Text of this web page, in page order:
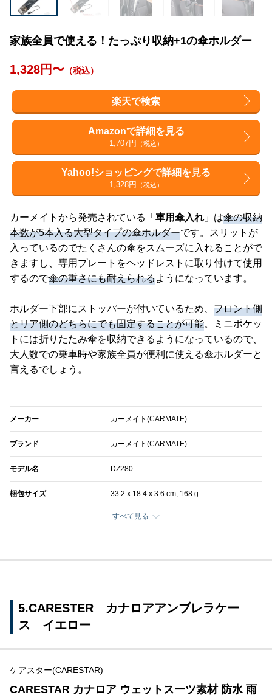
家族全員で使える！たっぷり収納+1の傘ホルダー
1,328円〜 （税込）
楽天で検索
Amazonで詳細を見る
1,707円 （税込）
Yahoo!ショッピングで詳細を見る
1,328円 （税込）
カーメイトから発売されている「 車用傘入れ 」は傘の収納
本数が5本入る大型タイプの傘ホルダーです。スリットが
入っているのでたくさんの傘をスムーズに入れることがで
きますし、専用プレートをヘッドレストに取り付けて使用
するので傘の重さにも耐えられるようになっています。
ホルダー下部にストッパーが付いているため、 フロント側
とリア側のどちらにでも固定することが可能。ミニポケッ
トには折りたたみ傘を収納できるようになっているので、
大人数での乗車時や家族全員が便利に使える傘ホルダーと
言えるでしょう。
メーカー カーメイト(CARMATE)
ブランド カーメイト(CARMATE)
モデル名 DZ280
梱包サイズ 33.2 x 18.4 x 3.6 cm; 168 g
すべて見る
5.CARESTER カナロアアンブレラケー
ス イエロー
ケアスター(CARESTAR)
CARESTAR カナロア ウェットスーツ素材 防水 雨